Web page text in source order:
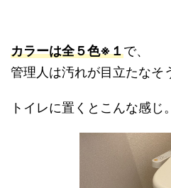
カラーは全５色※１で、
管理人は汚れが目立たなそ
トイレに置くとこんな感じ。